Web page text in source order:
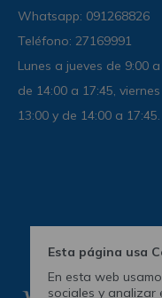
Esta página usa
En esta web
sociales y analizar
Whatsapp: 091268826
Teléfono: 27169991
Lunes a jueves de 9:00
de 14:00 a 17:45,
13:00 y de 14:00 a 17:45.